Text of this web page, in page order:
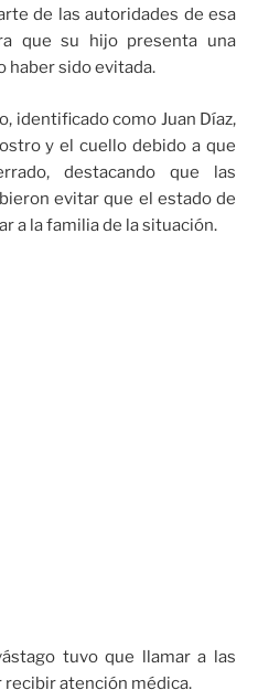
de las autoridades de esa
que su hijo presenta una
haber sido evitada.
identificado como Juan Díaz,
y el cuello debido a que
destacando que las
evitar que el estado de
a la familia de la situación.
tuvo que llamar a las
recibir atención médica.